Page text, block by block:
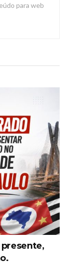
para web